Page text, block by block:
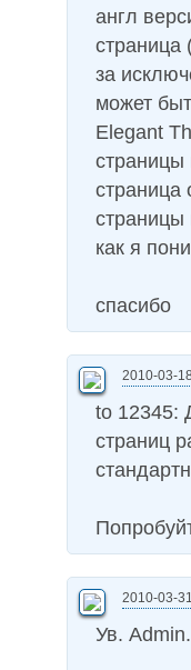
англ
страница
за
может
Elegant
страницы
страница
страницы
как я
спасибо
2010-03-
to 12345:
страниц
2010-03-
Ув. Admin.